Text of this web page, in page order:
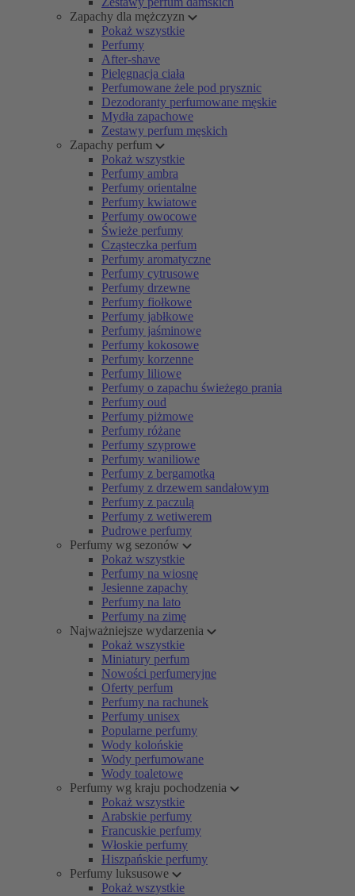
Zapachy dla mężczyzn
Pokaż wszystkie
Perfumy
After-shave
Pielęgnacja ciała
Perfumowane żele pod prysznic
Dezodoranty perfumowane męskie
Mydła zapachowe
Zestawy perfum męskich
Zapachy perfum
Pokaż wszystkie
Perfumy ambra
Perfumy orientalne
Perfumy kwiatowe
Perfumy owocowe
Świeże perfumy
Cząsteczka perfum
Perfumy aromatyczne
Perfumy cytrusowe
Perfumy drzewne
Perfumy fiołkowe
Perfumy jabłkowe
Perfumy jaśminowe
Perfumy kokosowe
Perfumy korzenne
Perfumy liliowe
Perfumy o zapachu świeżego prania
Perfumy oud
Perfumy piżmowe
Perfumy różane
Perfumy szyprowe
Perfumy waniliowe
Perfumy z bergamotką
Perfumy z drzewem sandałowym
Perfumy z paczulą
Perfumy z wetiwerem
Pudrowe perfumy
Perfumy wg sezonów
Pokaż wszystkie
Perfumy na wiosnę
Jesienne zapachy
Perfumy na lato
Perfumy na zimę
Najważniejsze wydarzenia
Pokaż wszystkie
Miniatury perfum
Nowości perfumeryjne
Oferty perfum
Perfumy na rachunek
Perfumy unisex
Popularne perfumy
Wody kolońskie
Wody perfumowane
Wody toaletowe
Perfumy wg kraju pochodzenia
Pokaż wszystkie
Arabskie perfumy
Francuskie perfumy
Włoskie perfumy
Hiszpańskie perfumy
Perfumy luksusowe
Pokaż wszystkie